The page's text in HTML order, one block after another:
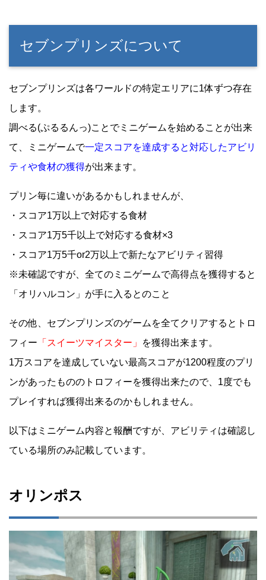
セブンプリンズについて
セブンプリンズは各ワールドの特定エリアに1体ずつ存在
します。
調べる(ぷるるんっ)ことでミニゲームを始めることが出来
て、ミニゲームで一定スコアを達成すると対応したアビリ
ティや食材の獲得が出来ます。
プリン毎に違いがあるかもしれませんが、
・スコア1万以上で対応する食材
・スコア1万5千以上で対応する食材×3
・スコア1万5千or2万以上で新たなアビリティ習得
※未確認ですが、全てのミニゲームで高得点を獲得すると
「オリハルコン」が手に入るとのこと
その他、セブンプリンズのゲームを全てクリアするとトロ
フィー 「スイーツマイスター」
を獲得出来ます。
1万スコアを達成していない最高スコアが1200程度のプリ
ンがあったもののトロフィーを獲得出来たので、1度でも
プレイすれば獲得出来るのかもしれません。
以下はミニゲーム内容と報酬ですが、アビリティは確認し
ている場所のみ記載しています。
オリンポス